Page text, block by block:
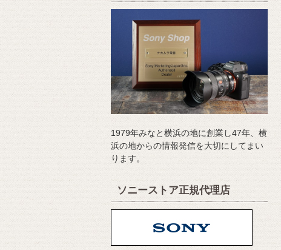
1979年みなと横浜の地に創業し47年、横
浜の地からの情報発信を大切にしてまい
ります。
ソニーストア正規代理店